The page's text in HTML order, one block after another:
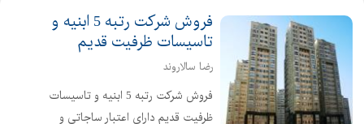
فروش شرکت رتبه 5 ابنیه و
تاسیسات ظرفیت قدیم
رضا سالاروند
فروش شرکت رتبه 5 ابنیه و تاسیسات
ظرفیت قدیم دارای اعتبار ساجاتی و